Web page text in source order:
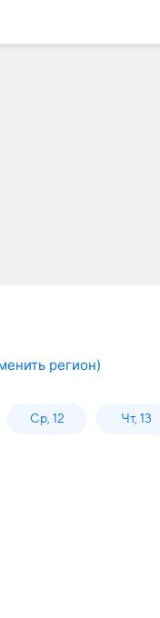
регион)
Ср, 12 Чт, 13